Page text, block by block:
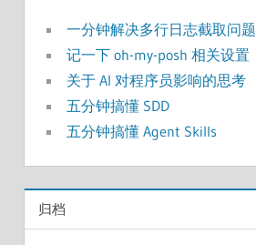
一分钟解决多行日志截取问题
记一下 oh-my-posh 相关设置
关于 AI 对程序员影响的思考
五分钟搞懂 SDD
五分钟搞懂 Agent Skills
归档